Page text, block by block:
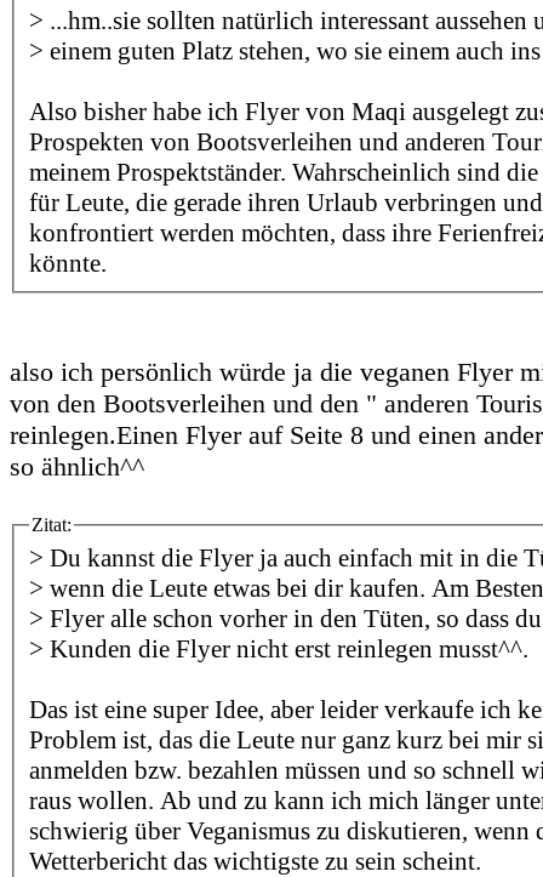
> ...hm..sie sollten natürlich interessant aussehen
> einem guten Platz stehen, wo sie einem auch
Also bisher habe ich Flyer von Maqi ausgelegt
Prospekten von Bootsverleihen und anderen
meinem Prospektständer. Wahrscheinlich sind
für Leute, die gerade ihren Urlaub verbringen
konfrontiert werden möchten, dass ihre
könnte.
also ich persönlich würde ja die veganen Flyer
von den Bootsverleihen und den " anderen
reinlegen.Einen Flyer auf Seite 8 und einen
so ähnlich^^
Zitat:
> Du kannst die Flyer ja auch einfach mit in die
> wenn die Leute etwas bei dir kaufen. Am
> Flyer alle schon vorher in den Tüten, so dass
> Kunden die Flyer nicht erst reinlegen musst^^.
Das ist eine super Idee, aber leider verkaufe ich
Problem ist, das die Leute nur ganz kurz bei mir
anmelden bzw. bezahlen müssen und so schnell
raus wollen. Ab und zu kann ich mich länger
schwierig über Veganismus zu diskutieren, wenn
Wetterbericht das wichtigste zu sein scheint.